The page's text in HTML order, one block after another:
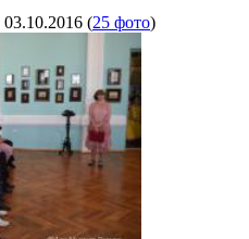
03.10.2016 (25 фото)